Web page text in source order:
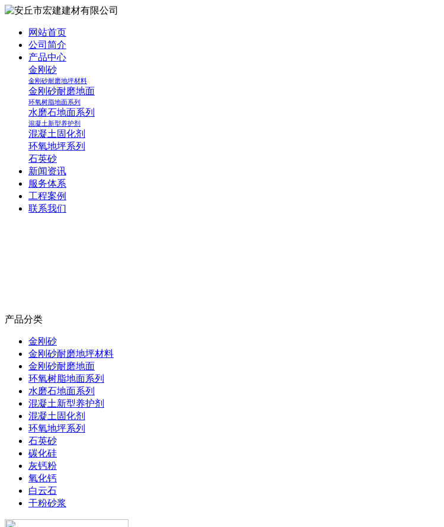
网站首页
公司简介
产品中心
金刚砂
金刚砂耐磨地坪材料
金刚砂耐磨地面
环氧树脂地面系列
水磨石地面系列
混凝土新型养护剂
混凝土固化剂
环氧地坪系列
石英砂
新闻资讯
服务体系
工程案例
联系我们
产品分类
金刚砂
金刚砂耐磨地坪材料
金刚砂耐磨地面
环氧树脂地面系列
水磨石地面系列
混凝土新型养护剂
混凝土固化剂
环氧地坪系列
石英砂
碳化硅
灰钙粉
氧化钙
白云石
干粉砂浆